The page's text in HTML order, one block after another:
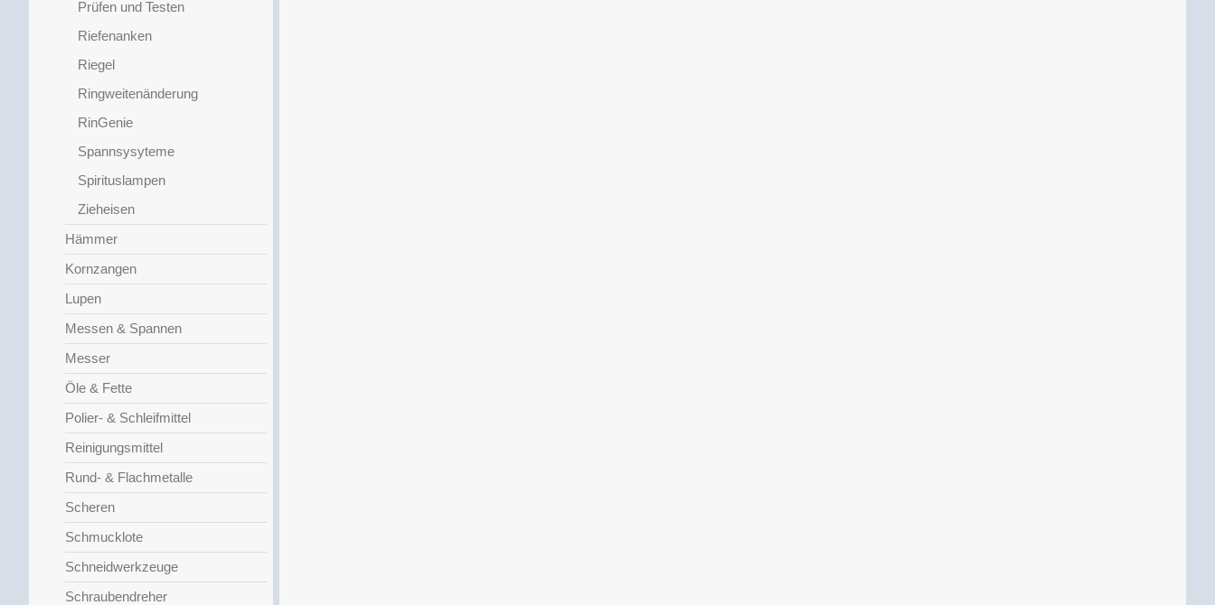
Prüfen und Testen
Riefenanken
Riegel
Ringweitenänderung
RinGenie
Spannsysyteme
Spirituslampen
Zieheisen
Hämmer
Kornzangen
Lupen
Messen & Spannen
Messer
Öle & Fette
Polier- & Schleifmittel
Reinigungsmittel
Rund- & Flachmetalle
Scheren
Schmucklote
Schneidwerkzeuge
Schraubendreher